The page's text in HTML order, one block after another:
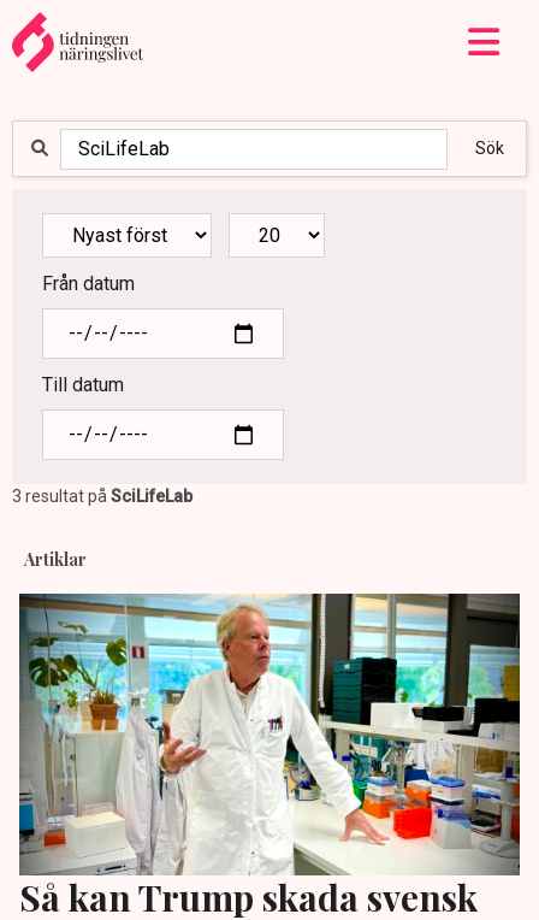
Sök
Från datum
Till datum
3 resultat på SciLifeLab
Artiklar
Så kan Trump skada svensk